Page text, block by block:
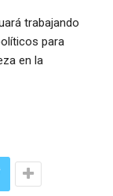
trabajando
para
en la